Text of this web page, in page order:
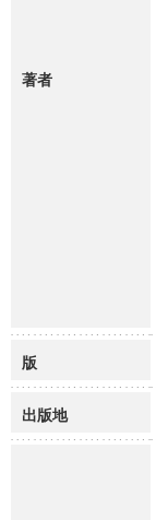
著者
版
出版地